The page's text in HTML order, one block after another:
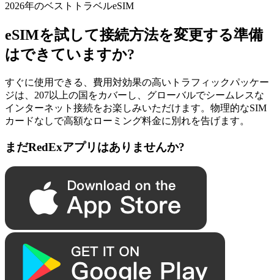
2026年のベストトラベルeSIM
eSIMを試して接続方法を変更する準備
はできていますか?
すぐに使用できる、費用対効果の高いトラフィックパッケー
ジは、207以上の国をカバーし、グローバルでシームレスな
インターネット接続をお楽しみいただけます。物理的なSIM
カードなしで高額なローミング料金に別れを告げます。
まだRedExアプリはありませんか?